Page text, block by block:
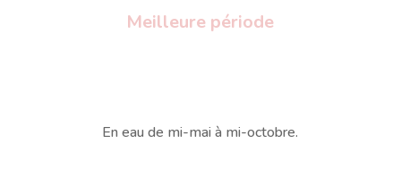
Meilleure période
En eau de mi-mai à mi-octobre.